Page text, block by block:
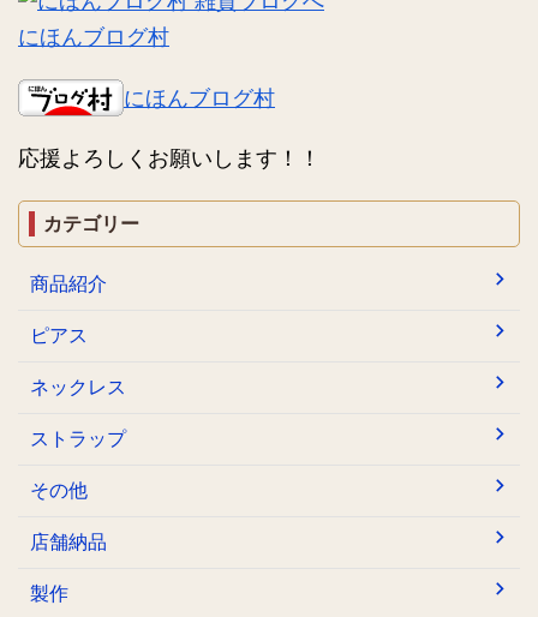
にほんブログ村
にほんブログ村
応援よろしくお願いします！！
カテゴリー
商品紹介
ピアス
ネックレス
ストラップ
その他
店舗納品
製作